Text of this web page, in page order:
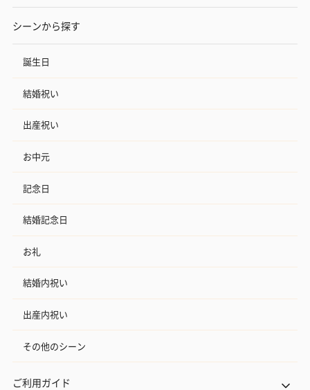
シーンから探す
誕生日
結婚祝い
出産祝い
お中元
記念日
結婚記念日
お礼
結婚内祝い
出産内祝い
その他のシーン
ご利用ガイド